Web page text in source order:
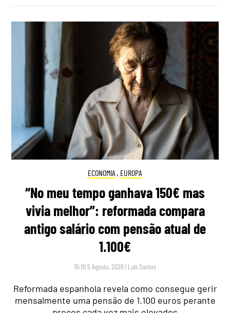
ECONOMIA , EUROPA
“No meu tempo ganhava 150€ mas
vivia melhor”: reformada compara
antigo salário com pensão atual de
1.100€
16:10 5 Agosto, 2026 | Luís Santos
Reformada espanhola revela como consegue gerir
mensalmente uma pensão de 1.100 euros perante